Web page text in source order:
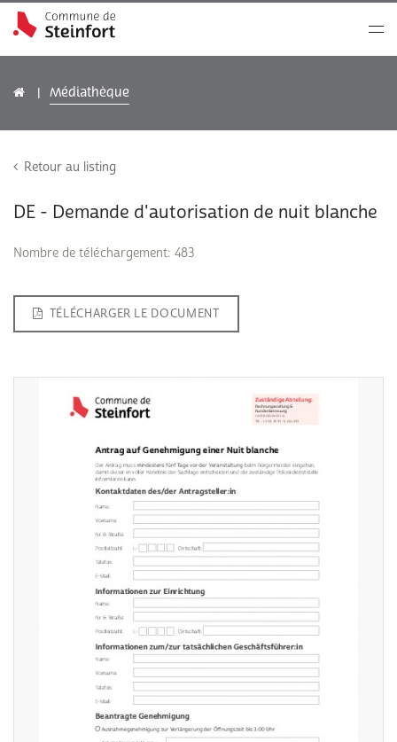
Médiathèque
Retour au listing
DE - Demande d'autorisation de nuit blanche
Nombre de téléchargement: 483
TÉLÉCHARGER LE DOCUMENT